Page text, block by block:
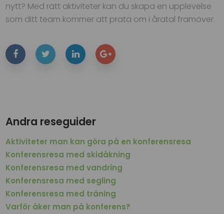
nytt? Med rätt aktiviteter kan du skapa en upplevelse
som ditt team kommer att prata om i åratal framöver.
Andra reseguider
Aktiviteter man kan göra på en konferensresa
Konferensresa med skidåkning
Konferensresa med vandring
Konferensresa med segling
Konferensresa med träning
Varför åker man på konferens?